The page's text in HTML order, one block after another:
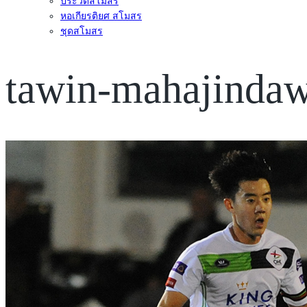
หอเกียรติยศ สโมสร
ชุดสโมสร
tawin-